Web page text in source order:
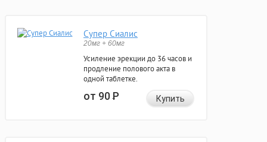
Супер Сиалис
20мг + 60мг
Усиление эрекции до 36 часов и
продление полового акта в
одной таблетке.
от 90Р Купить